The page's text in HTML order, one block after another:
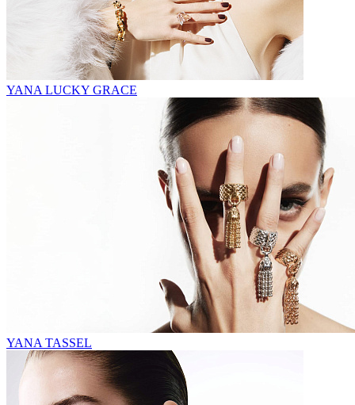
YANA LUCKY GRACE
YANA TASSEL